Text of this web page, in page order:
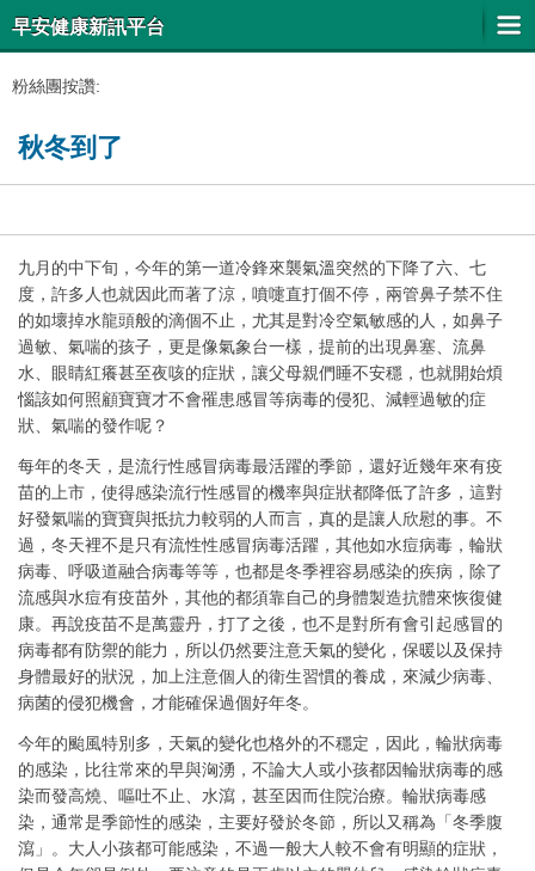
早安健康新訊平台
粉絲團按讚:
秋冬到了
九月的中下旬，今年的第一道冷鋒來襲氣溫突然的下降了六、七
度，許多人也就因此而著了涼，噴嚏直打個不停，兩管鼻子禁不住
的如壞掉水龍頭般的滴個不止，尤其是對冷空氣敏感的人，如鼻子
過敏、氣喘的孩子，更是像氣象台一樣，提前的出現鼻塞、流鼻
水、眼睛紅癢甚至夜咳的症狀，讓父母親們睡不安穩，也就開始煩
惱該如何照顧寶寶才不會罹患感冒等病毒的侵犯、減輕過敏的症
狀、氣喘的發作呢？
每年的冬天，是流行性感冒病毒最活躍的季節，還好近幾年來有疫
苗的上市，使得感染流行性感冒的機率與症狀都降低了許多，這對
好發氣喘的寶寶與抵抗力較弱的人而言，真的是讓人欣慰的事。不
過，冬天裡不是只有流性性感冒病毒活躍，其他如水痘病毒，輪狀
病毒、呼吸道融合病毒等等，也都是冬季裡容易感染的疾病，除了
流感與水痘有疫苗外，其他的都須靠自己的身體製造抗體來恢復健
康。再說疫苗不是萬靈丹，打了之後，也不是對所有會引起感冒的
病毒都有防禦的能力，所以仍然要注意天氣的變化，保暖以及保持
身體最好的狀況，加上注意個人的衛生習慣的養成，來減少病毒、
病菌的侵犯機會，才能確保過個好年冬。
今年的颱風特別多，天氣的變化也格外的不穩定，因此，輪狀病毒
的感染，比往常來的早與洶湧，不論大人或小孩都因輪狀病毒的感
染而發高燒、嘔吐不止、水瀉，甚至因而住院治療。輪狀病毒感
染，通常是季節性的感染，主要好發於冬節，所以又稱為「冬季腹
瀉」。大人小孩都可能感染，不過一般大人較不會有明顯的症狀，